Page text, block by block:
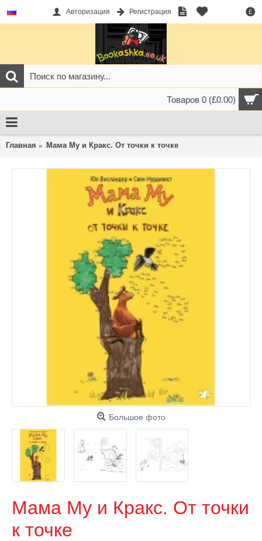
£
Авторизация Регистрация
Товаров 0 (£0.00)
Главная Мама Му и Кракс. От точки к точке
Большое фото
Мама Му и Кракс. От точки
к точке